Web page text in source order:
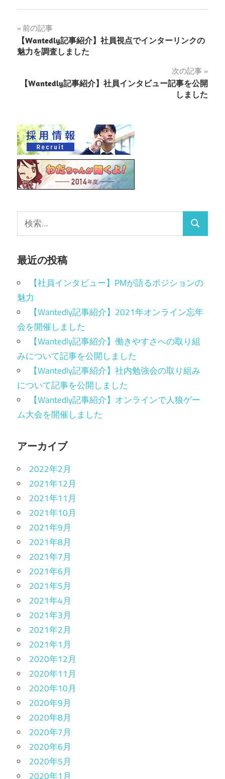
前の記事
【Wantedly記事紹介】社員視点でインターリンクの
魅力を調査しました
次の記事
【Wantedly記事紹介】社員インタビュー記事を公開
しました
最近の投稿
【社員インタビュー】PMが語るポジションの
魅力
【Wantedly記事紹介】2021年オンライン忘年
会を開催しました
【Wantedly記事紹介】働きやすさへの取り組
みについて記事を公開しました
【Wantedly記事紹介】社内勉強会の取り組み
について記事を公開しました
【Wantedly記事紹介】オンラインで人狼ゲー
ム大会を開催しました
アーカイブ
2022年2月
2021年12月
2021年11月
2021年10月
2021年9月
2021年8月
2021年7月
2021年6月
2021年5月
2021年4月
2021年3月
2021年2月
2021年1月
2020年12月
2020年11月
2020年10月
2020年9月
2020年8月
2020年7月
2020年6月
2020年5月
2020年1月